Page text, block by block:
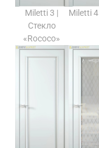
Miletti 3 |
Стекло
«Rococo»
Miletti 4